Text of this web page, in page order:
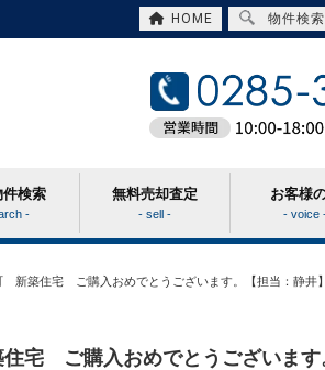
HOME 物件検索
件検索
-
無料売却査定
- sell -
お客様
- voice
築住宅 ご購入おめでとうございます。【担当：静井
宅 ご購入おめでとうございます